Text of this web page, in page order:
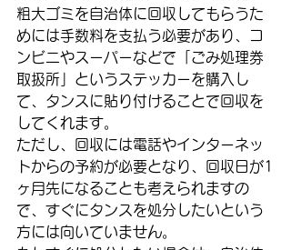
粗大ゴミを自治体に回収してもらうた
めには手数料を支払う必要があり、コ
ンビニやスーパーなどで「ごみ処理券
取扱所」というステッカーを購入し
て、タンスに貼り付けることで回収を
してくれます。
ただし、回収には電話やインターネッ
トからの予約が必要となり、回収日が1
ヶ月先になることも考えられますの
で、すぐにタンスを処分したいという
方には向いていません。